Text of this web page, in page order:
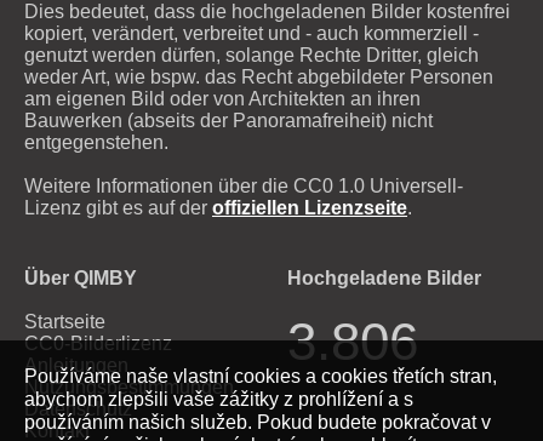
Používáme naše vlastní cookies a cookies třetích stran,
abychom zlepšili vaše zážitky z prohlížení a s
používáním našich služeb. Pokud budete pokračovat v
Dies bedeutet, dass die hochgeladenen Bilder kostenfrei
kopiert, verändert, verbreitet und - auch kommerziell -
genutzt werden dürfen, solange Rechte Dritter, gleich
weder Art, wie bspw. das Recht abgebildeter Personen
am eigenen Bild oder von Architekten an ihren
Bauwerken (abseits der Panoramafreiheit) nicht
entgegenstehen.
Weitere Informationen über die CC0 1.0 Universell-
Lizenz gibt es auf der offiziellen Lizenzseite.
Über QIMBY
Startseite
CC0-Bilderlizenz
Anleitungen
Nutzungsbestimmungen
Datenschutz
Kontakt
Hochgeladene Bilder
3.806